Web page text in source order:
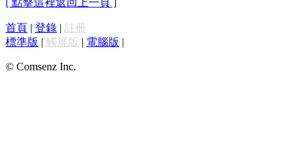
首頁 | 登錄 | 註冊
標準版 | 觸屏版 | 電腦版 |
© Comsenz Inc.